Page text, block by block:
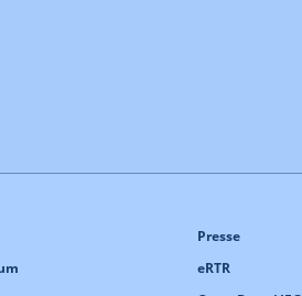
Presse
eRTR